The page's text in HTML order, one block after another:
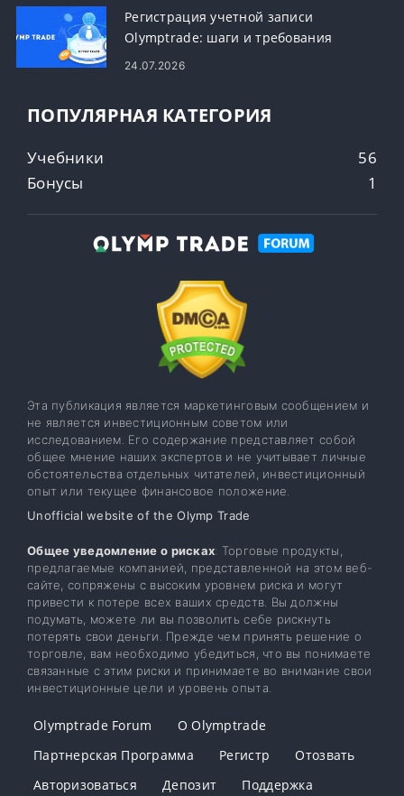
Регистрация учетной записи
Olymptrade: шаги и требования
24.07.2026
ПОПУЛЯРНАЯ КАТЕГОРИЯ
Учебники
56
Бонусы
1
Эта публикация является маркетинговым сообщением и
не является инвестиционным советом или
исследованием. Его содержание представляет собой
общее мнение наших экспертов и не учитывает личные
обстоятельства отдельных читателей, инвестиционный
опыт или текущее финансовое положение.
Unofficial website of the Olymp Trade
Общее уведомление о рисках: Торговые продукты,
предлагаемые компанией, представленной на этом веб-
сайте, сопряжены с высоким уровнем риска и могут
привести к потере всех ваших средств. Вы должны
подумать, можете ли вы позволить себе рискнуть
потерять свои деньги. Прежде чем принять решение о
торговле, вам необходимо убедиться, что вы понимаете
связанные с этим риски и принимаете во внимание свои
инвестиционные цели и уровень опыта.
Olymptrade Forum
О Olymptrade
Партнерская Программа
Регистр
Отозвать
Авторизоваться
Депозит Поддержка